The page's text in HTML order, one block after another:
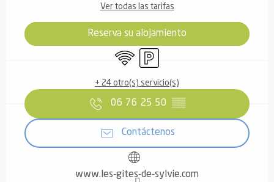
Ver todas las tarifas
Reserva su alojamiento
Wifi
Aparcamiento
+ 24 otro(s) servicio(s)
06 76 25 50 ▒▒
Contáctenos
www.les-gites-de-sylvie.com